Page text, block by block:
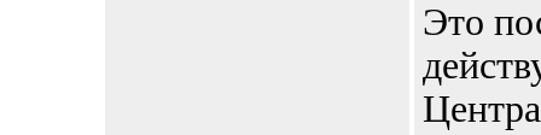
Это
Центра